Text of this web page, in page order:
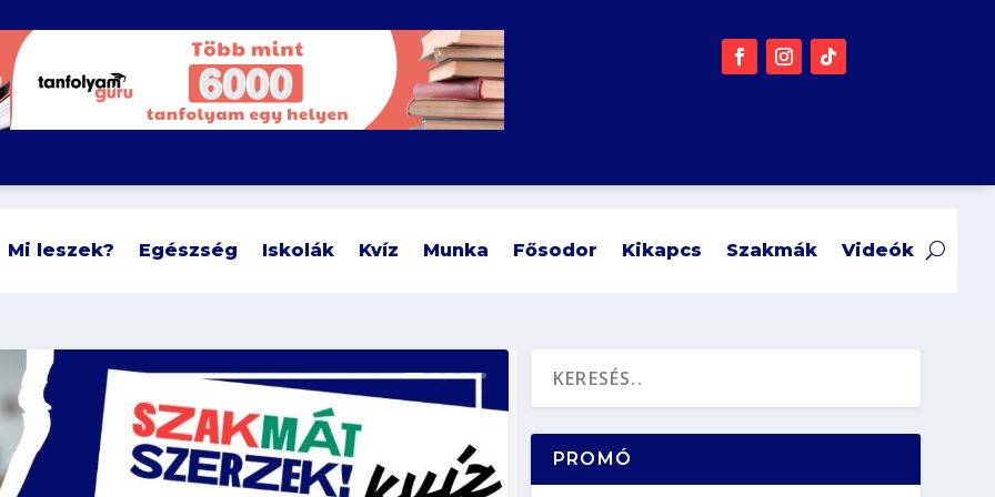
Mi leszek? Egészség Iskolák Kvíz Munka Fősodor Kikapcs Szakmák Videók
PROMÓ